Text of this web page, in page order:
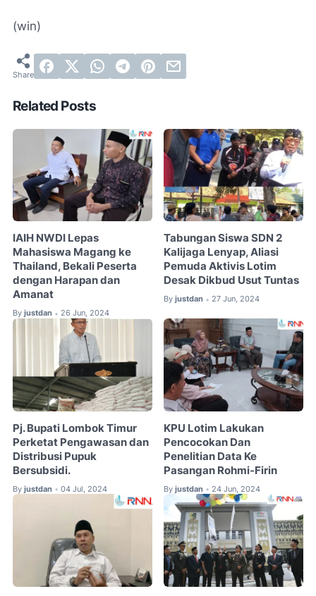
(win)
Related Posts
IAIH NWDI Lepas
Mahasiswa Magang ke
Thailand, Bekali Peserta
dengan Harapan dan
Amanat
By justdan • 26 Jun, 2024
Tabungan Siswa SDN 2
Kalijaga Lenyap, Aliasi
Pemuda Aktivis Lotim
Desak Dikbud Usut Tuntas
By justdan • 27 Jun, 2024
Pj. Bupati Lombok Timur
Perketat Pengawasan dan
Distribusi Pupuk
Bersubsidi.
By justdan • 04 Jul, 2024
KPU Lotim Lakukan
Pencocokan Dan
Penelitian Data Ke
Pasangan Rohmi-Firin
By justdan • 24 Jun, 2024